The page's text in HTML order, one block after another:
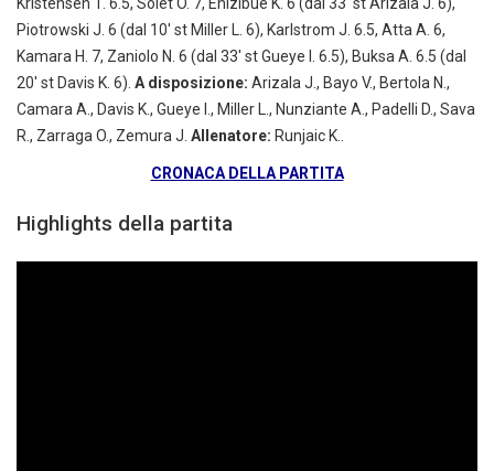
Piotrowski J. 6 (dal 10′ st Miller L. 6), Karlstrom J. 6.5, Atta A. 6,
Kamara H. 7, Zaniolo N. 6 (dal 33′ st Gueye I. 6.5), Buksa A. 6.5 (dal
20′ st Davis K. 6). A disposizione: Arizala J., Bayo V., Bertola N.,
Camara A., Davis K., Gueye I., Miller L., Nunziante A., Padelli D., Sava
R., Zarraga O., Zemura J. Allenatore: Runjaic K..
CRONACA DELLA PARTITA
Highlights della partita